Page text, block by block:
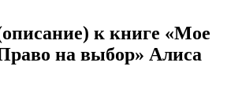
к книге «Мое
на выбор» Алиса